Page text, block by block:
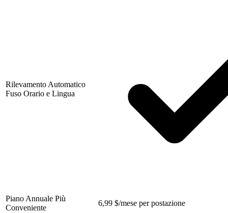
Rilevamento Automatico
Fuso Orario e Lingua
Piano Annuale Più
Conveniente
6,99 $/mese per postazione